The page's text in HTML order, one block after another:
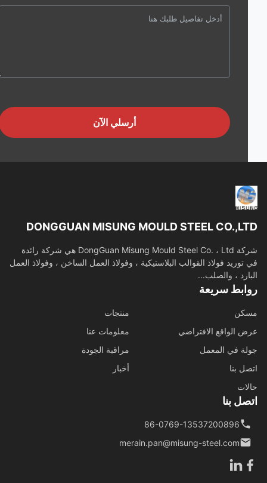
أرسلي الآن
DONGGUAN MISUNG MOULD STEEL
شركة DongGuan Misung Mould Steel Co. ، Ltd هي شركة رائدة
فولاذ القوالب البلاستيكية ، وفولاذ العمل الساخن ، وفولاذ العمل
، والصلب...
سريعة
منتجات
الواقع الافتراضي
معلومات عنا
في المعمل
مراقبة الجودة
بنا
بنا
86-0769-13537200896
merain.pan@misung-steel.com